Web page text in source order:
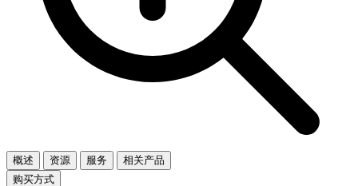
概述 资源 服务
相关产品
购买方式